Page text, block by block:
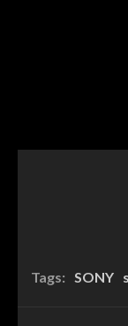
Tags: SONY